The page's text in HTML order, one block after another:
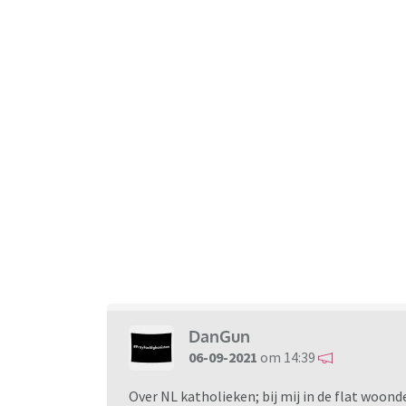
DanGun
06-09-2021 om 14:39
Over NL katholieken; bij mij in de flat